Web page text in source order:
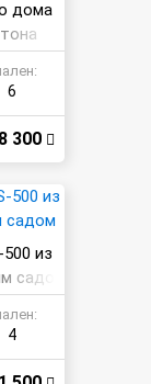
дома
6
300
из
садо
4